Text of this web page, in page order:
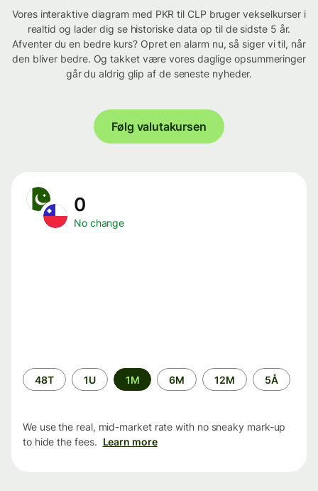
Vores interaktive diagram med PKR til CLP bruger vekselkurser i
realtid og lader dig se historiske data op til de sidste 5 år.
Afventer du en bedre kurs? Opret en alarm nu, så siger vi til, når
den bliver bedre. Og takket være vores daglige opsummeringer
går du aldrig glip af de seneste nyheder.
Følg valutakursen
0
No change
Time
period
48T 1U 1M 6M 12M 5Å
We use the real, mid-market rate with no sneaky mark-up
to hide the fees. Learn more